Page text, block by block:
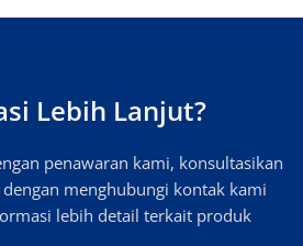
Lebih Lanjut?
penawaran kami, konsultasikan
menghubungi kontak kami
lebih detail terkait produk